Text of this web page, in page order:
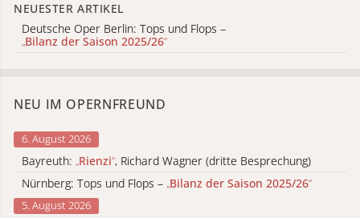
NEUESTER ARTIKEL
Deutsche Oper Berlin: Tops und Flops –
„Bilanz der Saison 2025/26“
NEU IM OPERNFREUND
6. August 2026
Bayreuth: „Rienzi“, Richard Wagner (dritte Besprechung)
Nürnberg: Tops und Flops – „Bilanz der Saison 2025/26“
5. August 2026